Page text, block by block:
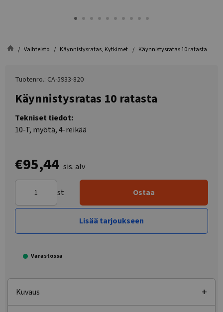
Vaihteisto Käynnistysratas, Kytkimet Käynnistysratas 10 ratasta
Tuotenro.: CA-5933-820
Käynnistysratas 10 ratasta
Tekniset tiedot:
10-T, myötä, 4-reikää
€95,44 sis. alv
st Ostaa
Lisää tarjoukseen
Varastossa
Kuvaus